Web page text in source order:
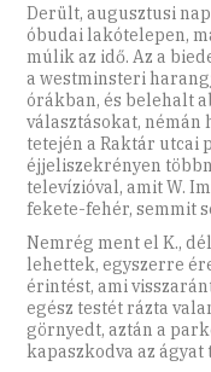
Derült, augusztusi
óbudai lakótelepen,
múlik az idő. Az a
a westminsteri
órákban, és belehalt
választásokat, némán
tetején a Raktár utcai
éjjeliszekrényen
televízióval, amit W.
fekete-fehér, semmit
Nemrég ment el K.,
lehettek, egyszerre
érintést, ami
egész testét rázta
görnyedt, aztán a
kapaszkodva az